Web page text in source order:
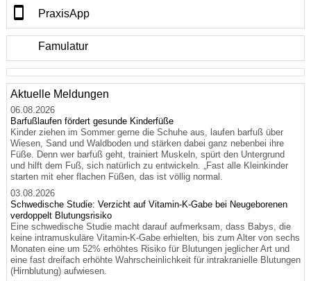
PraxisApp
Famulatur
+−
Leaflet|©OpenStreetMapcontributors
Aktuelle Meldungen
06.08.2026
Barfußlaufen fördert gesunde Kinderfüße
Kinder ziehen im Sommer gerne die Schuhe aus, laufen barfuß über
Wiesen, Sand und Waldboden und stärken dabei ganz nebenbei ihre
Füße. Denn wer barfuß geht, trainiert Muskeln, spürt den Untergrund
und hilft dem Fuß, sich natürlich zu entwickeln. „Fast alle Kleinkinder
starten mit eher flachen Füßen, das ist völlig normal.
03.08.2026
Schwedische Studie: Verzicht auf Vitamin-K-Gabe bei Neugeborenen
verdoppelt Blutungsrisiko
Eine schwedische Studie macht darauf aufmerksam, dass Babys, die
keine intramuskuläre Vitamin-K-Gabe erhielten, bis zum Alter von sechs
Monaten eine um 52% erhöhtes Risiko für Blutungen jeglicher Art und
eine fast dreifach erhöhte Wahrscheinlichkeit für intrakranielle Blutungen
(Hirnblutung) aufwiesen.